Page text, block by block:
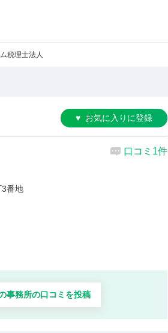
税理士法人
お気に入りに登録
口コミ1件
3番地
事務所の口コミを投稿